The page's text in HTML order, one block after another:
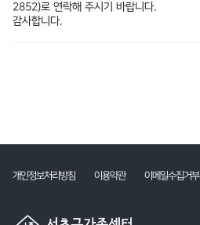
2852)로 연락해 주시기 바랍니다.
감사합니다.
개인정보처리방침 이용약관 이메일수집거부